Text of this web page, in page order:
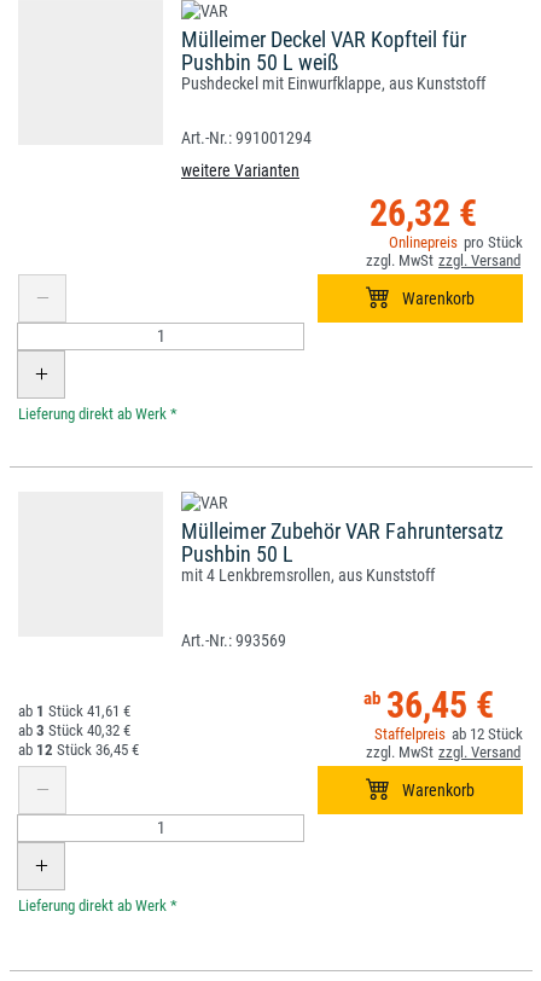
Mülleimer Deckel VAR Kopfteil für
Pushbin 50 L weiß
Pushdeckel mit Einwurfklappe, aus Kunststoff
991001294
weitere Varianten
26,32 €
*
Mülleimer Zubehör VAR Fahruntersatz
Pushbin 50 L
mit 4 Lenkbremsrollen, aus Kunststoff
993569
36,45 €
12
1
41,61 €
3
40,32 €
12
36,45 €
*